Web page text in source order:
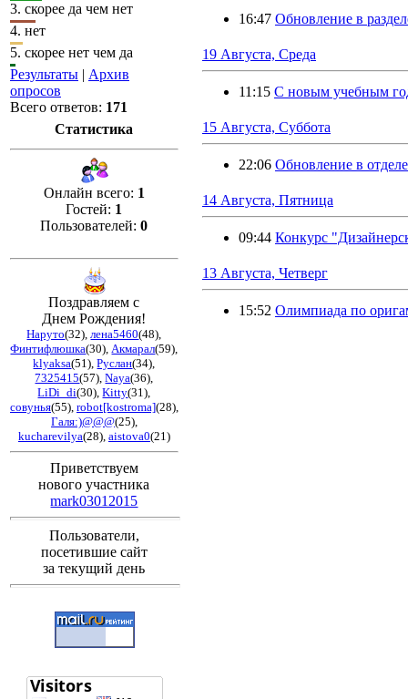
3. скорее да чем нет
4. нет
5. скорее нет чем да
Результаты | Архив
опросов
Всего ответов: 171
Статистика
Онлайн всего: 1
Гостей: 1
Пользователей:0
Поздравляем с
Днем Рождения!
Hapуто(32),лена5460(48),
Финтифлюшка(30),Акмарал(59),
klyaksa(51),Руслан(34),
7325415(57),Naya(36),
LiDi_di(30),Kitty(31),
совунья(55), robot[kostroma](28),
Галя:)@@@(25),
kucharevilya(28), aistova0(21)
Приветствуем
нового участника
mark03012015
Пользователи,
посетившие сайт
за текущий день
16:47 Обновление в
19 Августа, Среда
11:15 С новым учебным
15 Августа, Суббота
22:06 Обновление в
14 Августа, Пятница
09:44 Конкурс
13 Августа, Четверг
15:52 Олимпиада по